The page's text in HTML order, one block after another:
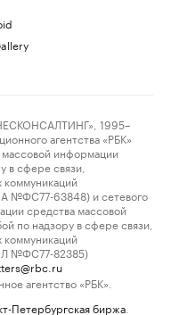
1995–
агентства «РБК»
массовой информации
в сфере связи,
№ФС77-63848) и сетевого
средства массовой
по надзору в сфере связи,
№ФС77-82385)
агентство «РБК».
Петербургская биржа